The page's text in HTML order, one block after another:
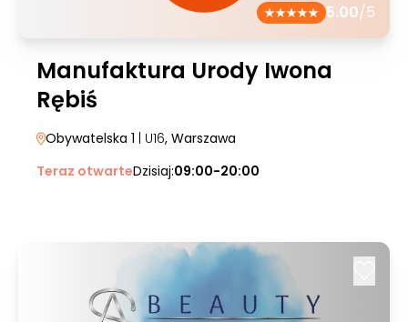
5.00/5
Manufaktura Urody Iwona
Rębiś
Obywatelska 1 | U16, Warszawa
Teraz otwarteDzisiaj:09:00-20:00